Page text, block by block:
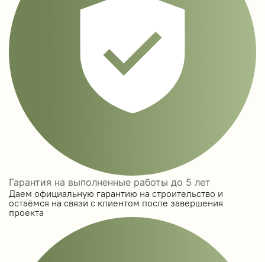
Гарантия на выполненные работы до 5 лет
Даем официальную гарантию на строительство и
остаёмся на связи с клиентом после завершения
проекта